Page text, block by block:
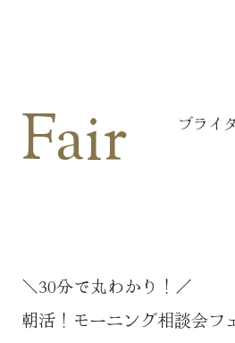
Fair ブライ
＼30分で丸わかり！／
朝活！モーニング相談会フ